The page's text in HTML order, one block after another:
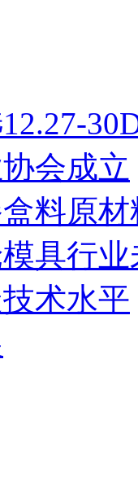
会成立
料原
具行
术水平